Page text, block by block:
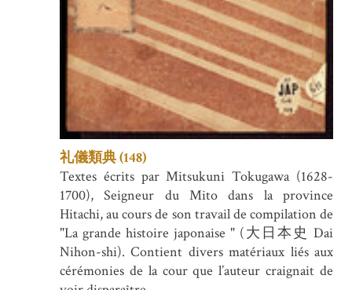
礼儀類典 (148)
Textes écrits par Mitsukuni Tokugawa (1628-
1700), Seigneur du Mito dans la province
Hitachi, au cours de son travail de compilation de
"La grande histoire japonaise " (大日本史 Dai
Nihon-shi). Contient divers matériaux liés aux
cérémonies de la cour que l’auteur craignait de